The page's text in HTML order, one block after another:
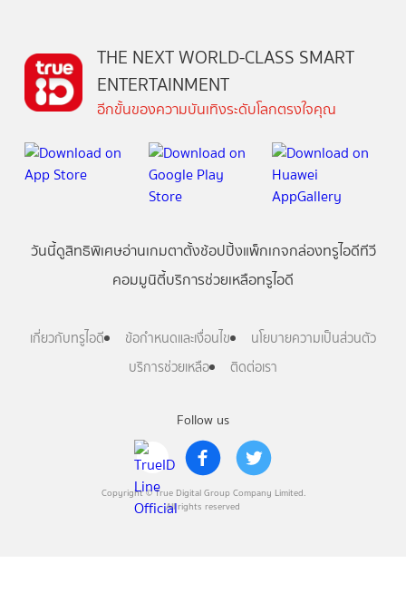
Follow us
Copyright © True Digital Group Company Limited.
All rights reserved
THE NEXT WORLD-CLASS SMART
ENTERTAINMENT
อีกขั้นของความบันเทิงระดับโลกตรงใจคุณ
วันนี้ดูสิทธิพิเศษอ่านเกมตาตั้งช้อปปิ้งแพ็กเกจกล่องทรูไอดีทีวี
คอมมูนิตี้บริการช่วยเหลือทรูไอดี
เกี่ยวกับทรูไอดี ข้อกำหนดและเงื่อนไข
นโยบายความเป็นส่วนตัว
บริการช่วยเหลือ
ติดต่อเรา